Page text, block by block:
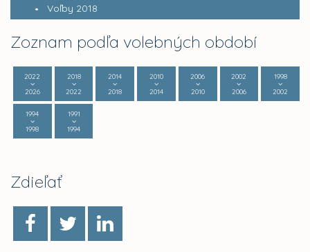
Voľby 2018
Zoznam podľa volebných období
2022
2026
2018
2022
2014
2018
2010
2014
2006
2010
2002
2006
1998
2002
1994
1998
1991
1994
Zdieľať